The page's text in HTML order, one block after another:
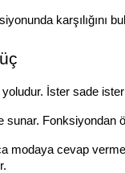
karşılığını
İster sade
Fonksiyondan
modaya cevap